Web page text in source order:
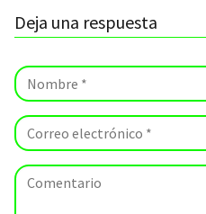
Deja una respuesta